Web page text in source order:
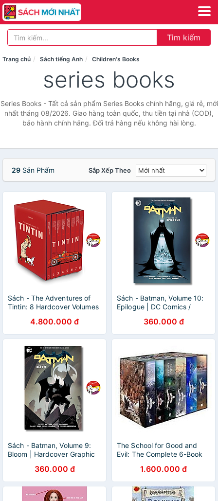
Tìm kiếm
Trang chủ Sách tiếng Anh Children's Books
series books
Series Books - Tất cả sản phẩm Series Books chính hãng, giá rẻ, mới
nhất tháng 08/2026. Giao hàng toàn quốc, thu tiền tại nhà (COD),
bảo hành chính hãng. Đổi trả hàng nếu không hài lòng.
29 Sản Phẩm Sắp Xếp Theo
Sách - The Adventures of
Tintin: 8 Hardcover Volumes
cứng / Ngoại văn
4.800.000 đ
Sách - Batman, Volume 10:
Epilogue | DC Comics /
Truyện tranh Nhập khẩu
360.000 đ
Sách - Batman, Volume 9:
Bloom | Hardcover Graphic
khẩu Bìa cứng360.000 đ
The School for Good and
Evil: The Complete 6-Book
1.600.000 đ